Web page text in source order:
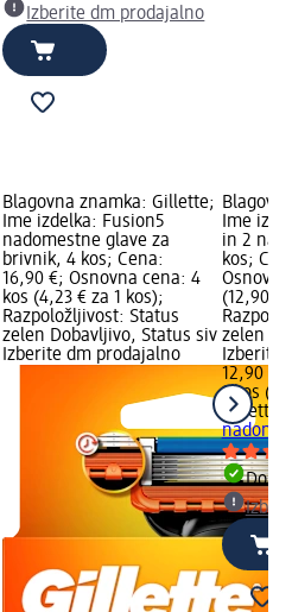
Izberite dm prodajalno
Blagovna znamka: Gillette;
Ime izdelka: Fusion5
nadomestne glave za
brivnik, 4 kos; Cena:
16,90 €; Osnovna cena: 4
kos (4,23 € za 1 kos);
Razpoložljivost: Status
zelen Dobavljivo, Status siv
Izberite dm prodajalno
Ime
in 2
kos;
(12,90 €
zelen
Izberite
12,90 €
1 kos
Gillette